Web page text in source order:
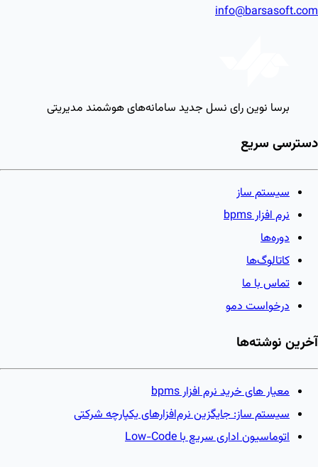
info@barsasoft.com
برسا نوین رای نسل جدید سامانه‌های هوشمند مدیریتی
دسترسی سریع
سیستم ساز
نرم افزار bpms
دوره‌ها
کاتالوگ‌ها
تماس با ما
درخواست دمو
آخرین نوشته‌ها
معیار های خرید نرم افزار bpms
سیستم ساز: جایگزین نرم‌افزارهای یکپارچه شرکتی
اتوماسیون اداری سریع با Low-Code